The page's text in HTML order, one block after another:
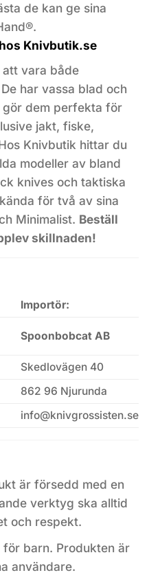
de kan ge sina
Knivbutik.se
vara både
har vassa blad och
dem perfekta för
jakt, fiske,
Knivbutik hittar du
modeller av bland
knives och taktiska
för två av sina
Minimalist. Beställ
skillnaden!
Importör:
Spoonbobcat AB
Skedlovägen 40
862 96 Njurunda
info@knivgrossisten.se
är försedd med en
verktyg ska alltid
och respekt.
för barn. Produkten är
användare.